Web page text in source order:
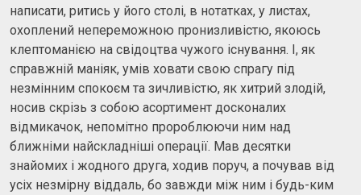
написати, ритись у його столі, в нотатках, у листах,
охоплений непереможною пронизливістю, якоюсь
клептоманією на свідоцтва чужого існування. І, як
справжній маніяк, умів ховати свою спрагу під
незмінним спокоєм та зичливістю, як хитрий злодій,
носив скрізь з собою асортимент досконалих
відмикачок, непомітно пророблюючи ним над
ближніми найскладніші операції. Мав десятки
знайомих і жодного друга, ходив поруч, а почував від
усіх незмірну віддаль, бо завжди між ним і будь-ким